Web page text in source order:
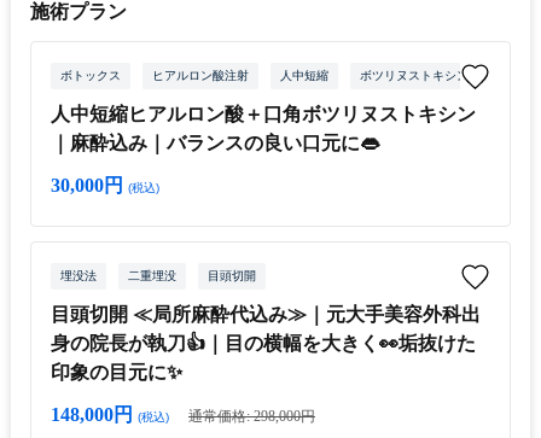
施術プラン
ボトックス ヒアルロン酸注射 人中短縮 ボツリヌストキシン
人中短縮ヒアルロン酸＋口角ボツリヌストキシン
｜麻酔込み｜バランスの良い口元に👄
30,000円 (税込)
埋没法 二重埋没 目頭切開
目頭切開 ≪局所麻酔代込み≫｜元大手美容外科出
身の院長が執刀👍｜目の横幅を大きく👀垢抜けた
印象の目元に✨
148,000円 (税込) 通常価格: 298,000円